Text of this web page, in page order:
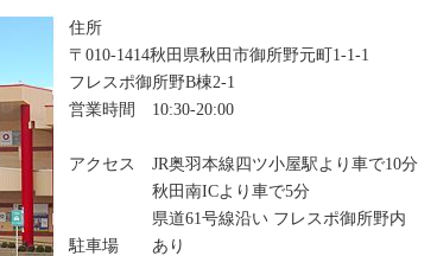
住所
〒010-1414秋田県秋田市御所野元町1-1-1
フレスポ御所野B棟2-1
営業時間 10:30-20:00
アクセス JR奥羽本線四ツ小屋駅より車で10分
秋田南ICより車で5分
県道61号線沿い フレスポ御所野内
駐車場 あり